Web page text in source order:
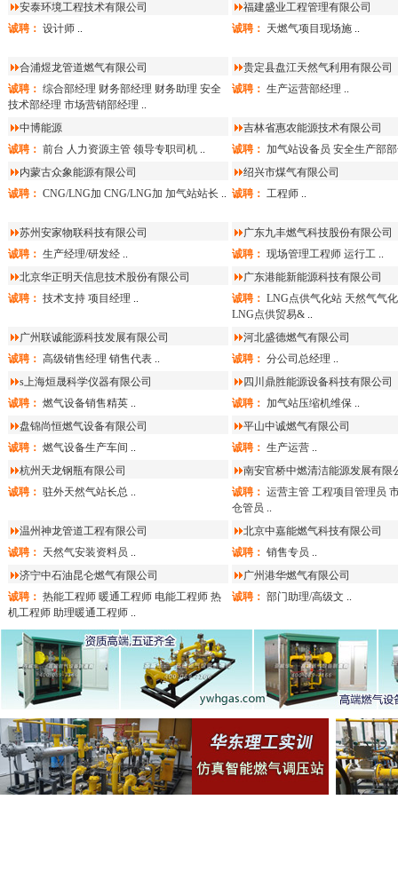
安泰环境工程技术有限公司
诚聘： 设计师 ..
福建盛业工程管理有限公司
诚聘： 天燃气项目现场施 ..
合浦煜龙管道燃气有限公司
诚聘： 综合部经理 财务部经理 财务助理 安全
技术部经理 市场营销部经理 ..
贵定县盘江天然气利用有限公司
诚聘： 生产运营部经理 ..
中博能源
诚聘： 前台 人力资源主管 领导专职司机 ..
吉林省惠农能源技术有限公司
诚聘： 加气站设备员 安全生产部
内蒙古众象能源有限公司
诚聘： CNG/LNG加 CNG/LNG加 加气站站长 ..
绍兴市煤气有限公司
诚聘： 工程师 ..
苏州安家物联科技有限公司
诚聘： 生产经理/研发经 ..
广东九丰燃气科技股份有限公司
诚聘： 现场管理工程师 运行工 ..
北京华正明天信息技术股份有限公司
诚聘： 技术支持 项目经理 ..
广东港能新能源科技有限公司
诚聘： LNG点供气化站 天然气气
LNG点供贸易& ..
广州联诚能源科技发展有限公司
诚聘： 高级销售经理 销售代表 ..
河北盛德燃气有限公司
诚聘： 分公司总经理 ..
s上海烜晟科学仪器有限公司
诚聘： 燃气设备销售精英 ..
四川鼎胜能源设备科技有限公司
诚聘： 加气站压缩机维保 ..
盘锦尚恒燃气设备有限公司
诚聘： 燃气设备生产车间 ..
平山中诚燃气有限公司
诚聘： 生产运营 ..
杭州天龙钢瓶有限公司
诚聘： 驻外天然气站长总 ..
南安官桥中燃清洁能源发展有限
诚聘： 运营主管 工程项目管理员
仓管员 ..
温州神龙管道工程有限公司
诚聘： 天然气安装资料员 ..
北京中嘉能燃气科技有限公司
诚聘： 销售专员 ..
济宁中石油昆仑燃气有限公司
诚聘： 热能工程师 暖通工程师 电能工程师 热
机工程师 助理暖通工程师 ..
广州港华燃气有限公司
诚聘： 部门助理/高级文 ..